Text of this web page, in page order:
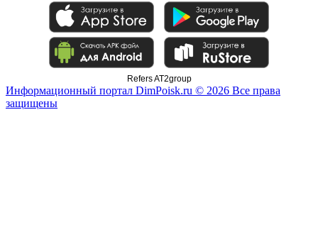
Refers AT2group
Информационный портал DimPoisk.ru © 2026 Все права
защищены